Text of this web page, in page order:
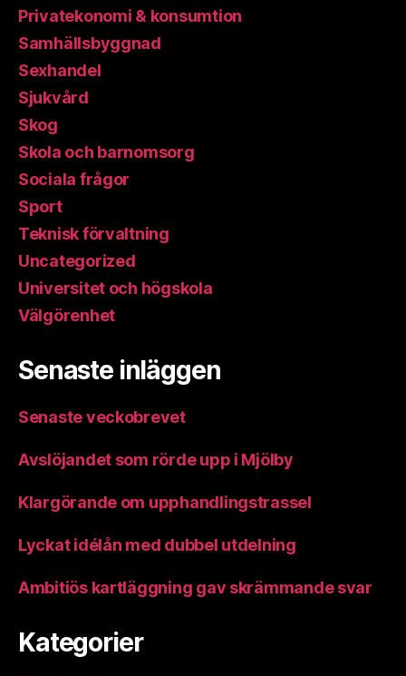
Privatekonomi & konsumtion
Samhällsbyggnad
Sexhandel
Sjukvård
Skog
Skola och barnomsorg
Sociala frågor
Sport
Teknisk förvaltning
Uncategorized
Universitet och högskola
Välgörenhet
Senaste inläggen
Senaste veckobrevet
Avslöjandet som rörde upp i Mjölby
Klargörande om upphandlingstrassel
Lyckat idélån med dubbel utdelning
Ambitiös kartläggning gav skrämmande svar
Kategorier